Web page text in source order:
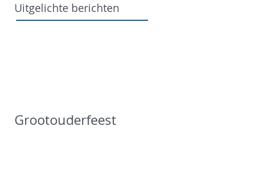
Uitgelichte berichten
Grootouderfeest